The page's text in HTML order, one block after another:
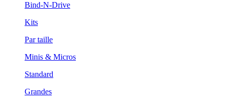
Bind-N-Drive
Kits
Par taille
Minis & Micros
Standard
Grandes